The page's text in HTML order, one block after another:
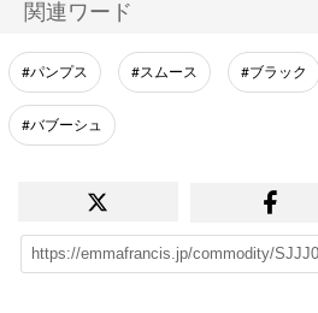
関連ワード
#パンプス #スムース #ブラック
#バブーシュ